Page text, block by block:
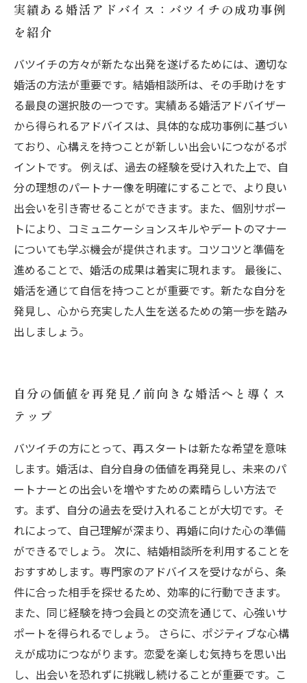
実績ある婚活アドバイス：バツイチの成功事例
を紹介
バツイチの方々が新たな出発を遂げるためには、適切な
婚活の方法が重要です。結婚相談所は、その手助けをす
る最良の選択肢の一つです。実績ある婚活アドバイザー
から得られるアドバイスは、具体的な成功事例に基づい
ており、心構えを持つことが新しい出会いにつながるポ
イントです。 例えば、過去の経験を受け入れた上で、自
分の理想のパートナー像を明確にすることで、より良い
出会いを引き寄せることができます。また、個別サポー
トにより、コミュニケーションスキルやデートのマナー
についても学ぶ機会が提供されます。コツコツと準備を
進めることで、婚活の成果は着実に現れます。 最後に、
婚活を通じて自信を持つことが重要です。新たな自分を
発見し、心から充実した人生を送るための第一歩を踏み
出しましょう。
自分の価値を再発見！前向きな婚活へと導くス
テップ
バツイチの方にとって、再スタートは新たな希望を意味
します。婚活は、自分自身の価値を再発見し、未来のパ
ートナーとの出会いを増やすための素晴らしい方法で
す。まず、自分の過去を受け入れることが大切です。そ
れによって、自己理解が深まり、再婚に向けた心の準備
ができるでしょう。 次に、結婚相談所を利用することを
おすすめします。専門家のアドバイスを受けながら、条
件に合った相手を探せるため、効率的に行動できます。
また、同じ経験を持つ会員との交流を通じて、心強いサ
ポートを得られるでしょう。 さらに、ポジティブな心構
えが成功につながります。恋愛を楽しむ気持ちを思い出
し、出会いを恐れずに挑戦し続けることが重要です。こ